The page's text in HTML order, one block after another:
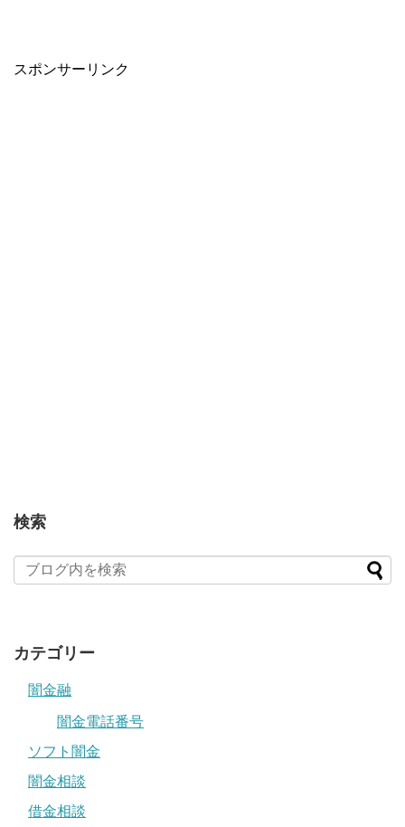
スポンサーリンク
検索
カテゴリー
闇金融
闇金電話番号
ソフト闇金
闇金相談
借金相談